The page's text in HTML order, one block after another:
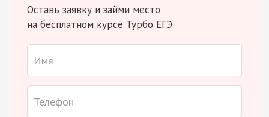
Оставь заявку и займи место
на бесплатном курсе Турбо ЕГЭ